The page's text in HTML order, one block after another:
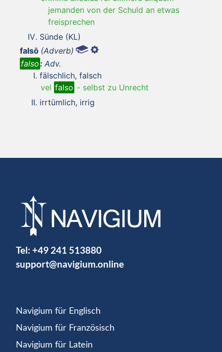
jemanden von der Schuld an etwas
freisprechen
Sünde (KL)
falsō (Adverb)
falso: Adv.
fälschlich, falsch
vel falso - selbst zu Unrecht
irrtümlich, irrig
Tel: +49 241 513880
support@navigium.online
Navigium für Englisch
Navigium für Französisch
Navigium für Latein